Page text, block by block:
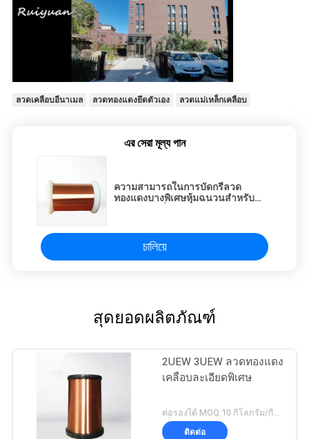
ลวดเคลือบอีนาเมล ลวดทองแดงยึดตัวเอง ลวดแม่เหล็กเคลือบ
এর সেরা মূল্য পান
ความสามารถในการบัดกรีลวด
ทองแดงบางพิเศษหุ้มฉนวนสำหรับ
চালিয়ে
สุดยอดผลิตภัณฑ์
2UEW 3UEW ลวดทองแดง
เคลือบละเอียดพิเศษ
ติดต่อ